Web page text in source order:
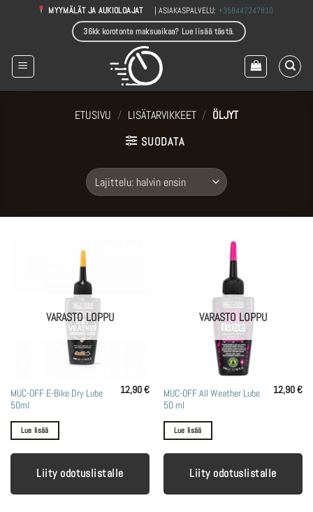
MYYMÄLÄT JA AUKIOLOAJAT | ASIAKASPALVELU:+358447247810
36kk korotonta maksuaikaa? Lue lisää tästä.
ETUSIVU / LISÄTARVIKKEET / ÖLJYT
SUODATA
VARASTO LOPPU
MUC-OFF E-Bike Dry Lube
50ml
12,90€
Lue lisää
Liity odotuslistalle
VARASTO LOPPU
MUC-OFF All Weather Lube
50 ml
12,90€
Lue lisää
Liity odotuslistalle